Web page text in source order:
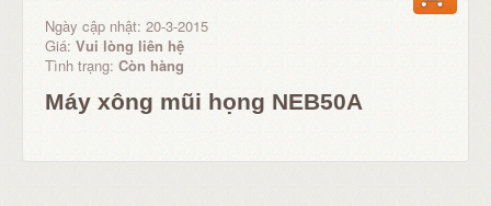
Ngày cập nhật: 20-3-2015
Giá: Vui lòng liên hệ
Tình trạng: Còn hàng
Máy xông mũi họng NEB50A